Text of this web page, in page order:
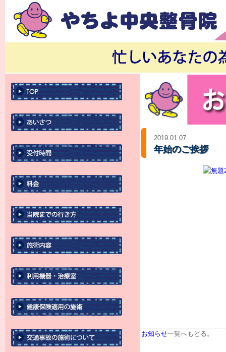
2019.01.07
年始のご挨拶
お知らせ一覧へもどる。